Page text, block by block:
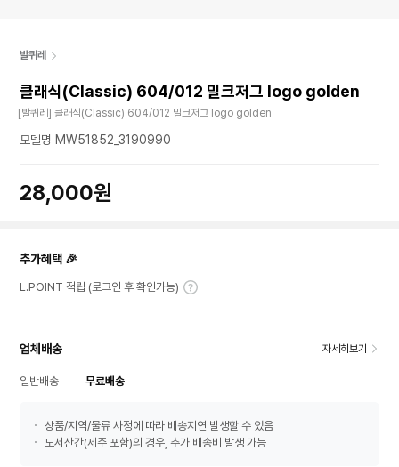
발퀴레
클래식(Classic) 604/012 밀크저그 logo golden
[발퀴레] 클래식(Classic) 604/012 밀크저그 logo golden
모델명 MW51852_3190990
28,000원
추가혜택 🎉
L.POINT 적립 (로그인 후 확인가능)
업체배송 자세히보기
일반배송 무료배송
상품/지역/물류 사정에 따라 배송지연 발생할 수 있음
도서산간(제주 포함)의 경우, 추가 배송비 발생 가능